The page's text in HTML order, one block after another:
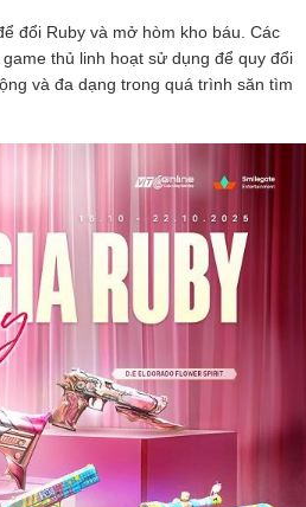
đổi Ruby và mở hòm kho báu. Các
thủ linh hoạt sử dụng để quy đổi
và đa dạng trong quá trình săn tìm